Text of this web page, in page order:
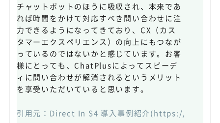
チャットボットのほうに吸収され、本来であ
れば時間をかけて対応すべき問い合わせに注
力できるようになってきており、CX（カス
タマーエクスペリエンス）の向上にもつなが
っているのではないかと感じています。お客
様にとっても、ChatPlusによってスピーデ
ィに問い合わせが解消されるというメリット
を享受いただいていると思います。
引用元： Direct In S4 導入事例紹介(https://